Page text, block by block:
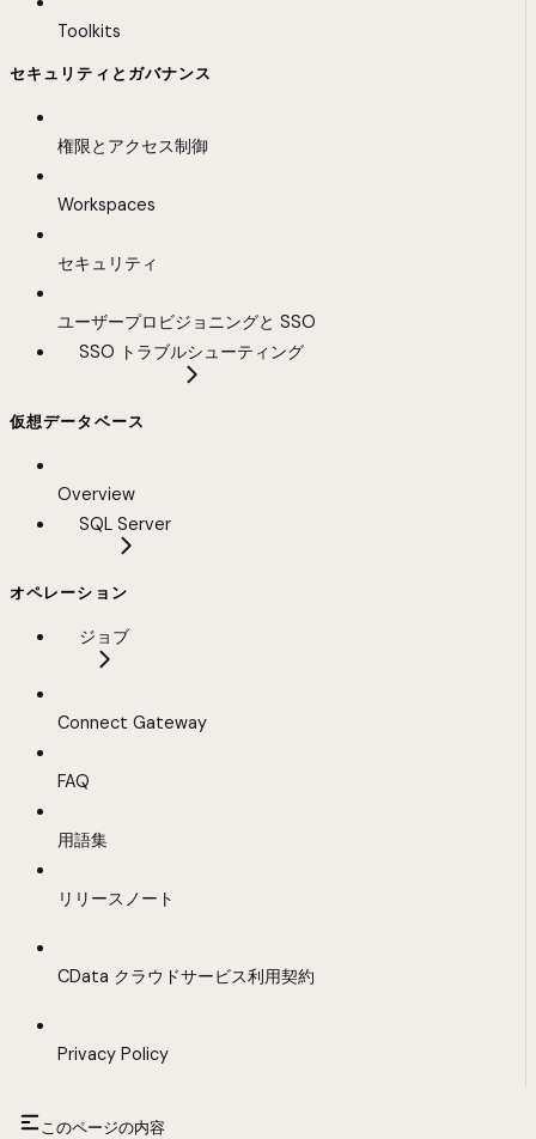
Toolkits
セキュリティとガバナンス
権限とアクセス制御
Workspaces
セキュリティ
ユーザープロビジョニングと SSO
SSO トラブルシューティング
仮想データベース
Overview
SQL Server
オペレーション
ジョブ
Connect Gateway
FAQ
用語集
リリースノート
CData クラウドサービス利用契約
Privacy Policy
このページの内容